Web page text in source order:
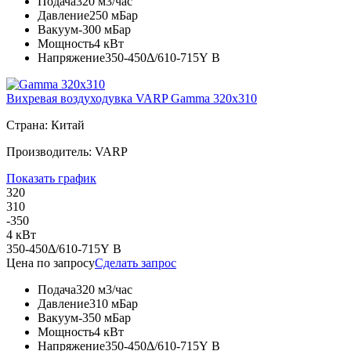
Давление250 мБар
Вакуум-300 мБар
Мощность4 кВт
Напряжение350-450Δ/610-715Y В
Вихревая воздуходувка VARP Gamma 320x310
Страна: Китай
Производитель: VARP
Показать график
320
310
-350
4 кВт
350-450Δ/610-715Y В
Цена по запросуСделать запрос
Подача320 м3/час
Давление310 мБар
Вакуум-350 мБар
Мощность4 кВт
Напряжение350-450Δ/610-715Y В